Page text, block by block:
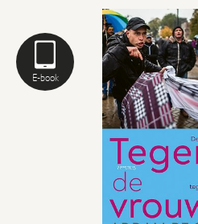
E-book